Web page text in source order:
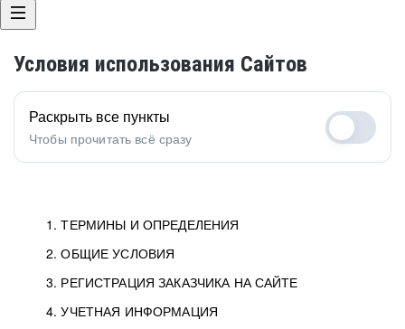
Условия использования Сайтов
1. ТЕРМИНЫ И ОПРЕДЕЛЕНИЯ
2. ОБЩИЕ УСЛОВИЯ
3. РЕГИСТРАЦИЯ ЗАКАЗЧИКА НА САЙТЕ
4. УЧЕТНАЯ ИНФОРМАЦИЯ
Раскрыть все пункты
Чтобы прочитать всё сразу